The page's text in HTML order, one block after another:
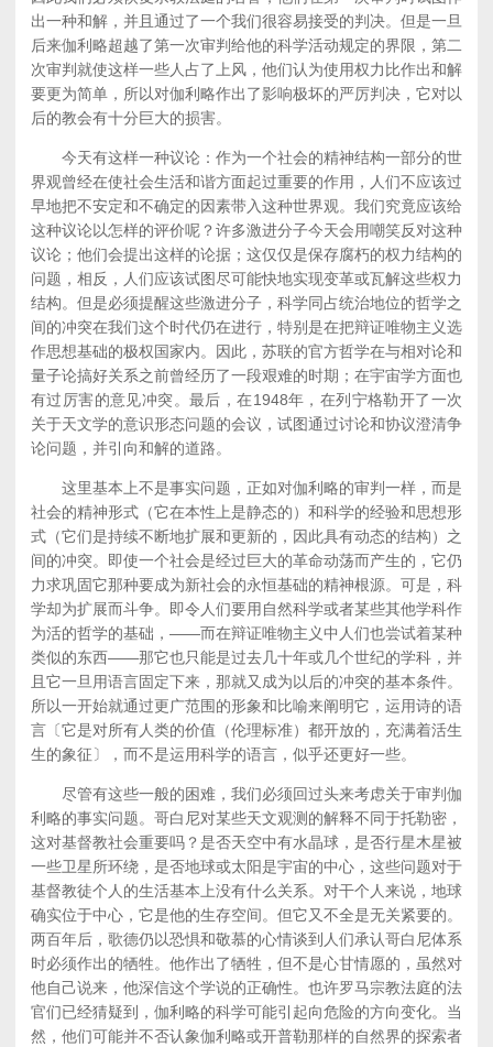
出一种和解，并且通过了一个我们很容易接受的判决。但是一旦
后来伽利略超越了第一次审判给他的科学活动规定的界限，第二
次审判就使这样一些人占了上风，他们认为使用权力比作出和解
要更为简单，所以对伽利略作出了影响极坏的严厉判决，它对以
后的教会有十分巨大的损害。
今天有这样一种议论：作为一个社会的精神结构一部分的世
界观曾经在使社会生活和谐方面起过重要的作用，人们不应该过
早地把不安定和不确定的因素带入这种世界观。我们究竟应该给
这种议论以怎样的评价呢？许多激进分子今天会用嘲笑反对这种
议论；他们会提出这样的论据；这仅仅是保存腐朽的权力结构的
问题，相反，人们应该试图尽可能快地实现变革或瓦解这些权力
结构。但是必须提醒这些激进分子，科学同占统治地位的哲学之
间的冲突在我们这个时代仍在进行，特别是在把辩证唯物主义选
作思想基础的极权国家内。因此，苏联的官方哲学在与相对论和
量子论搞好关系之前曾经历了一段艰难的时期；在宇宙学方面也
有过厉害的意见冲突。最后，在1948年，在列宁格勒开了一次
关于天文学的意识形态问题的会议，试图通过讨论和协议澄清争
论问题，并引向和解的道路。
这里基本上不是事实问题，正如对伽利略的审判一样，而是
社会的精神形式（它在本性上是静态的）和科学的经验和思想形
式（它们是持续不断地扩展和更新的，因此具有动态的结构）之
间的冲突。即使一个社会是经过巨大的革命动荡而产生的，它仍
力求巩固它那种要成为新社会的永恒基础的精神根源。可是，科
学却为扩展而斗争。即令人们要用自然科学或者某些其他学科作
为活的哲学的基础，——而在辩证唯物主义中人们也尝试着某种
类似的东西——那它也只能是过去几十年或几个世纪的学科，并
且它一旦用语言固定下来，那就又成为以后的冲突的基本条件。
所以一开始就通过更广范围的形象和比喻来阐明它，运用诗的语
言〔它是对所有人类的价值（伦理标准）都开放的，充满着活生
生的象征〕，而不是运用科学的语言，似乎还更好一些。
尽管有这些一般的困难，我们必须回过头来考虑关于审判伽
利略的事实问题。哥白尼对某些天文观测的解释不同于托勒密，
这对基督教社会重要吗？是否天空中有水晶球，是否行星木星被
一些卫星所环绕，是否地球或太阳是宇宙的中心，这些问题对于
基督教徒个人的生活基本上没有什么关系。对干个人来说，地球
确实位于中心，它是他的生存空间。但它又不全是无关紧要的。
两百年后，歌德仍以恐惧和敬慕的心情谈到人们承认哥白尼体系
时必须作出的牺牲。他作出了牺牲，但不是心甘情愿的，虽然对
他自己说来，他深信这个学说的正确性。也许罗马宗教法庭的法
官们已经猜疑到，伽利略的科学可能引起向危险的方向变化。当
然，他们可能并不否认象伽利略或开普勒那样的自然界的探索者